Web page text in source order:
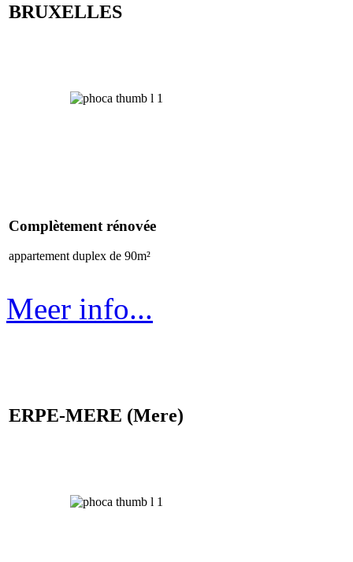
BRUXELLES
Complètement rénovée
appartement duplex de 90m²
Meer info...
ERPE-MERE (Mere)